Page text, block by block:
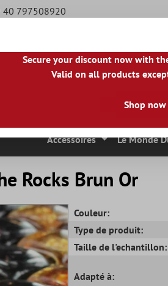
40 797508920
ES|PL|PT| FI|GR|RO|
Carreaux En Pierre
Accessoires Le Monde
Rocks Brun Or
Couleur:
Type de produit:
Taille de l'echantillon:
Adapté à:
Secure your discount now with
Valid on all products
Shop now